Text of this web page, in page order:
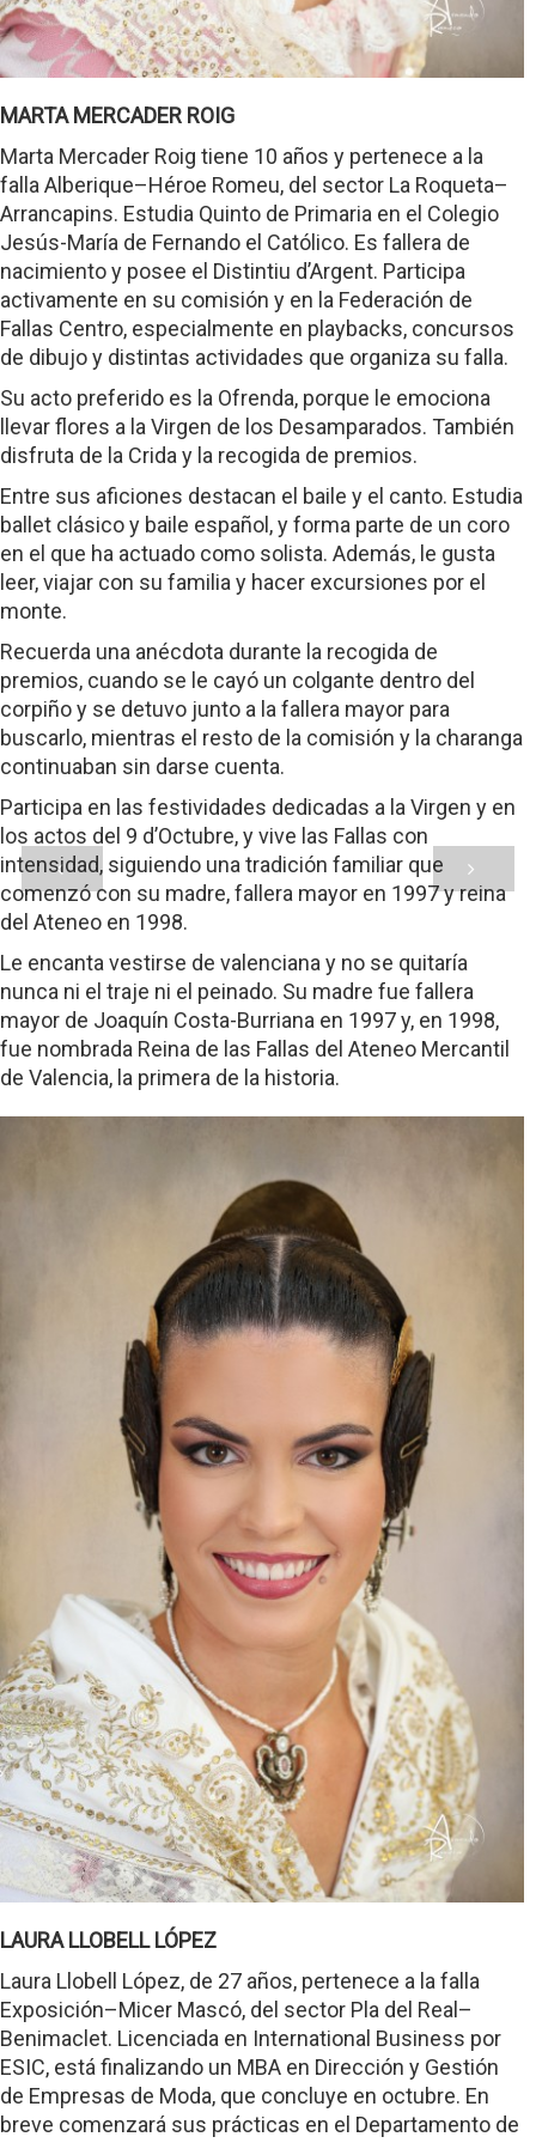
MARTA MERCADER ROIG
Marta Mercader Roig tiene 10 años y pertenece a la
falla Alberique–Héroe Romeu, del sector La Roqueta–
Arrancapins. Estudia Quinto de Primaria en el Colegio
Jesús-María de Fernando el Católico. Es fallera de
nacimiento y posee el Distintiu d’Argent. Participa
activamente en su comisión y en la Federación de
Fallas Centro, especialmente en playbacks, concursos
de dibujo y distintas actividades que organiza su falla.
Su acto preferido es la Ofrenda, porque le emociona
llevar flores a la Virgen de los Desamparados. También
disfruta de la Crida y la recogida de premios.
Entre sus aficiones destacan el baile y el canto. Estudia
ballet clásico y baile español, y forma parte de un coro
en el que ha actuado como solista. Además, le gusta
leer, viajar con su familia y hacer excursiones por el
monte.
Recuerda una anécdota durante la recogida de
premios, cuando se le cayó un colgante dentro del
corpiño y se detuvo junto a la fallera mayor para
buscarlo, mientras el resto de la comisión y la charanga
continuaban sin darse cuenta.
Participa en las festividades dedicadas a la Virgen y en
los actos del 9 d’Octubre, y vive las Fallas con
intensidad, siguiendo una tradición familiar que
comenzó con su madre, fallera mayor en 1997 y reina
del Ateneo en 1998.
Le encanta vestirse de valenciana y no se quitaría
nunca ni el traje ni el peinado. Su madre fue fallera
mayor de Joaquín Costa-Burriana en 1997 y, en 1998,
fue nombrada Reina de las Fallas del Ateneo Mercantil
de Valencia, la primera de la historia.
LAURA LLOBELL LÓPEZ
Laura Llobell López, de 27 años, pertenece a la falla
Exposición–Micer Mascó, del sector Pla del Real–
Benimaclet. Licenciada en International Business por
ESIC, está finalizando un MBA en Dirección y Gestión
de Empresas de Moda, que concluye en octubre. En
breve comenzará sus prácticas en el Departamento de